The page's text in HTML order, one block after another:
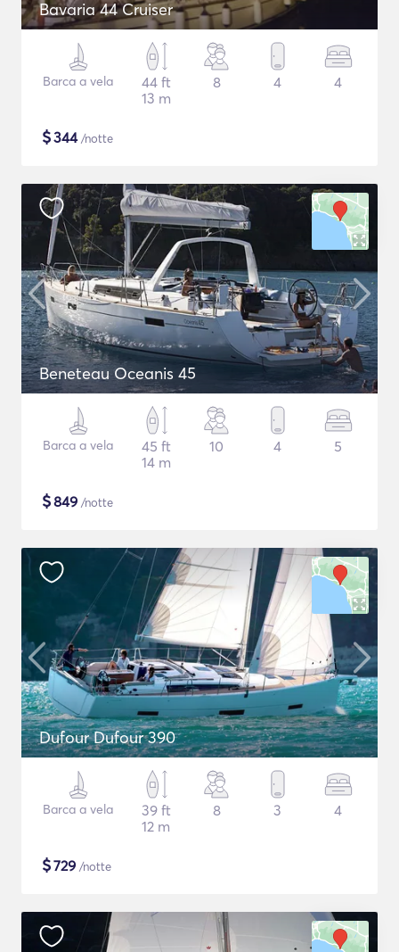
Bavaria 44 Cruiser
Barca a vela
44 ft
13 m
8 4 4
$344/notte
Beneteau Oceanis 45
Barca a vela
45 ft
14 m
10 4 5
$849 /notte
Dufour Dufour 390
Barca a vela
39 ft
12 m
8 3 4
$729 /notte